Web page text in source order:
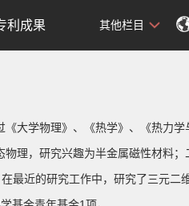
利成果 其他栏目
大学物理》、《热学》、《热力
理，研究兴趣为半金属磁性材料
最近的研究工作中，研究了三元二